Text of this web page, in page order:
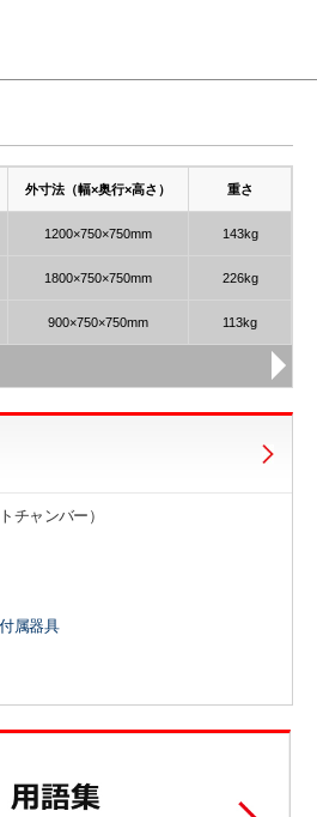
外寸法（幅×奥行×高さ） 重さ
1200×750×750mm 143kg
1800×750×750mm 226kg
900×750×750mm 113kg
チャンバー）
属器具